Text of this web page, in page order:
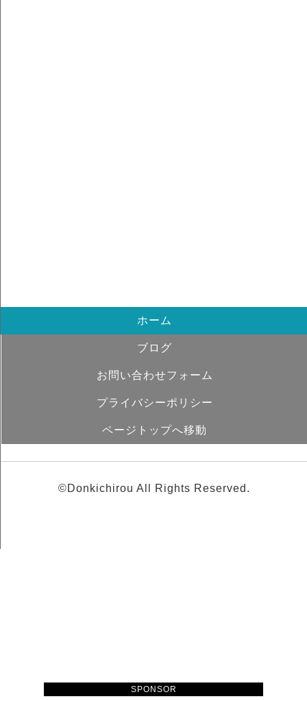
ホーム
ブログ
お問い合わせフォーム
プライバシーポリシー
ページトップへ移動
©Donkichirou All Rights Reserved.
SPONSOR